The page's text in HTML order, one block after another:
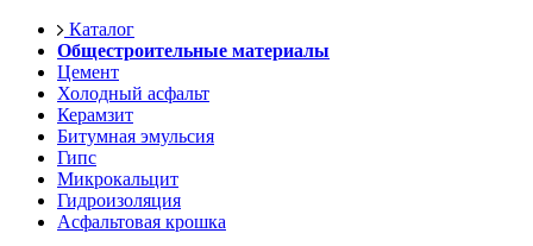
Каталог
Общестроительные материалы
Цемент
Холодный асфальт
Керамзит
Битумная эмульсия
Гипс
Микрокальцит
Гидроизоляция
Асфальтовая крошка